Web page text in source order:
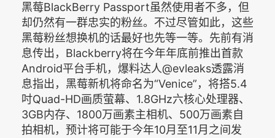
黑莓BlackBerry Passport虽然使用者不多，但
却仍然有一群忠实的粉丝。不过尽管如此，这些
黑莓粉丝想换机的话最好也先等一等。先前有消
息传出，Blackberry将在今年年底前推出首款
Android平台手机，爆料达人@evleaks透露消
息指出，黑莓新机将命名为“Venice”，将搭5.4
吋Quad-HD画质萤幕、1.8GHz六核心处理器、
3GB内存、1800万画素主相机、500万画素自
拍相机，预计将可能于今年10月至11月之间发